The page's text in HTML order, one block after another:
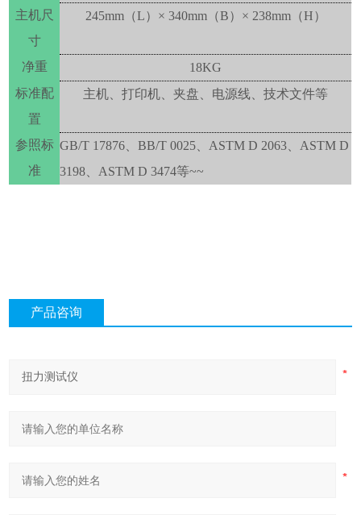
主机尺
寸
245mm（L）× 340mm（B）× 238mm（H）
净重
18KG
标准配
置
主机、打印机 、夹盘 、电源线 、技术文件等
参照标
准
GB/T 17876、BB/T 0025、ASTM D 2063、ASTM D
3198、ASTM D 3474等~~
产品咨询